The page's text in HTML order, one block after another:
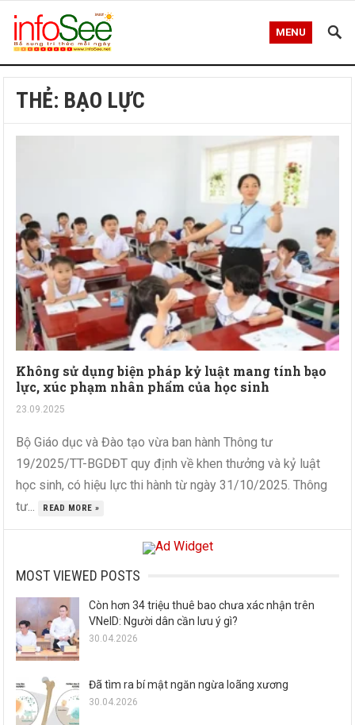
MENU
THẺ: BẠO LỰC
Không sử dụng biện pháp kỷ luật mang tính bạo
lực, xúc phạm nhân phẩm của học sinh
23.09.2025
Bộ Giáo dục và Đào tạo vừa ban hành Thông tư
19/2025/TT-BGDĐT quy định về khen thưởng và kỷ luật
học sinh, có hiệu lực thi hành từ ngày 31/10/2025. Thông
tư...
READ MORE »
MOST VIEWED POSTS
Còn hơn 34 triệu thuê bao chưa xác nhận trên
VNeID: Người dân cần lưu ý gì?
30.04.2026
Đã tìm ra bí mật ngăn ngừa loãng xương
30.04.2026